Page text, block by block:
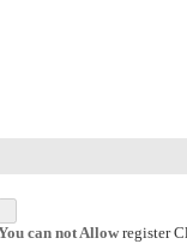
can not Allow register